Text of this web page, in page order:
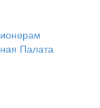
Палата